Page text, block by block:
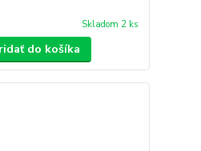
Skladom 2 ks
do košíka